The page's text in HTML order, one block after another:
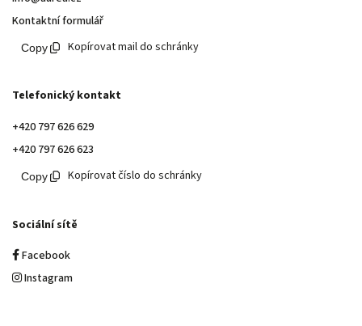
Kontaktní formulář
Kopírovat mail do schránky
Telefonický kontakt
+420 797 626 629
+420 797 626 623
Kopírovat číslo do schránky
Sociální sítě
Facebook
Instagram